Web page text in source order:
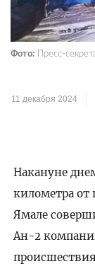
Фото: Пресс-
11 декабря 2024
Накануне
километра от
Ямале
Ан-2